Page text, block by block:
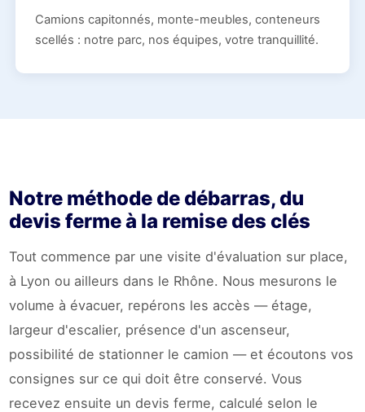
Camions capitonnés, monte-meubles, conteneurs
scellés : notre parc, nos équipes, votre tranquillité.
Notre méthode de débarras, du
devis ferme à la remise des clés
Tout commence par une visite d'évaluation sur place,
à Lyon ou ailleurs dans le Rhône. Nous mesurons le
volume à évacuer, repérons les accès — étage,
largeur d'escalier, présence d'un ascenseur,
possibilité de stationner le camion — et écoutons vos
consignes sur ce qui doit être conservé. Vous
recevez ensuite un devis ferme, calculé selon le